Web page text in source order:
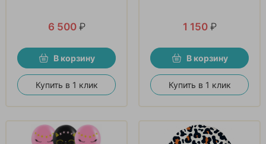
6 500 ₽
В корзину
Купить в 1 клик
1 150 ₽
В корзину
Купить в 1 клик